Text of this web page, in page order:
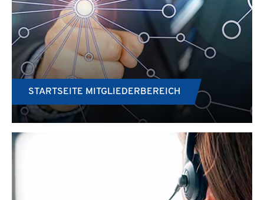
STARTSEITE MITGLIEDERBEREICH